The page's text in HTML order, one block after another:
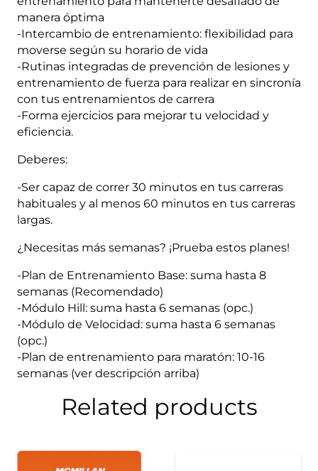
manera óptima
-Intercambio de entrenamiento: flexibilidad para
moverse según su horario de vida
-Rutinas integradas de prevención de lesiones y
entrenamiento de fuerza para realizar en sincronía
con tus entrenamientos de carrera
-Forma ejercicios para mejorar tu velocidad y
eficiencia.
Deberes:
-Ser capaz de correr 30 minutos en tus carreras
habituales y al menos 60 minutos en tus carreras
largas.
¿Necesitas más semanas? ¡Prueba estos planes!
-Plan de Entrenamiento Base: suma hasta 8
semanas (Recomendado)
-Módulo Hill: suma hasta 6 semanas (opc.)
-Módulo de Velocidad: suma hasta 6 semanas
(opc.)
-Plan de entrenamiento para maratón: 10-16
semanas (ver descripción arriba)
Related products